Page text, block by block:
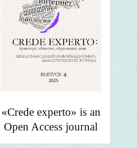
«Crede experto» is an
Open Access journal